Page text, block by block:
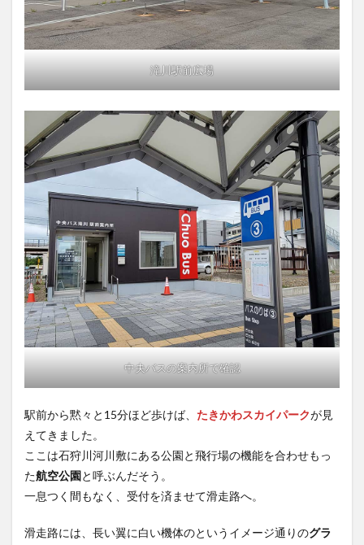
滝川駅前広場
中央バスの案内所で確認
駅前から黙々と15分ほど歩けば、 たきかわスカイパークが見
えてきました。
ここは石狩川河川敷にある公園と飛行場の機能を合わせもっ
た航空公園と呼ぶんだそう。
一息つく間もなく、受付を済ませて滑走路へ。
滑走路には、長い翼に白い機体のというイメージ通りのグラ